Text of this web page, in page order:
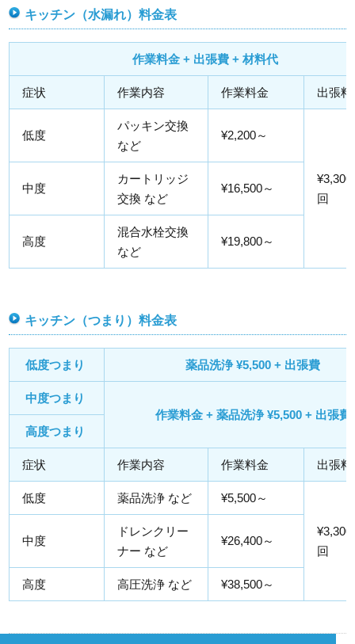
キッチン（水漏れ）料金表
作業料金 + 出張費 + 材料代
症状 作業内容 作業料金 出張
低度
パッキン交換
など
¥2,200～
回
中度
カートリッジ
交換 など
¥16,500～
高度
混合水栓交換
など
¥19,800～
キッチン（つまり）料金表
低度つまり 薬品洗浄 ¥5,500 + 出張費
中度つまり
作業料金 + 薬品洗浄 ¥5,500 + 出張費
高度つまり
症状 作業内容 作業料金 出張
低度 薬品洗浄 など ¥5,500～
回
中度
ドレンクリー
ナー など
¥26,400～
高度 高圧洗浄 など ¥38,500～